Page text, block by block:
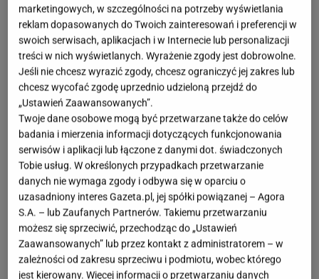
Lato odchodzi na bok, aby zrobić miejsce dla
zbliżającej się wielkimi krokami jesieni. Okres
przejściowy to czas, kiedy nie sprawdzą się ciepłe
kurtkiani lekkie sweterki. Warto więc postawić na
ubrania, które ochronią nas przed zmiennymi
warunkami atmosferycznymi, jednocześnie dbając o
nasz komfort. Do takichdodatkówz pewnością
należy kultowy trencz, który również w 2025 roku
będzie podbijał jesienne ulice na całym świecie.
marketingowych, w szczególności na potrzeby wyświetlania
reklam dopasowanych do Twoich zainteresowań i preferencji w
swoich serwisach, aplikacjach i w Internecie lub personalizacji
treści w nich wyświetlanych. Wyrażenie zgody jest dobrowolne.
Jeśli nie chcesz wyrazić zgody, chcesz ograniczyć jej zakres lub
chcesz wycofać zgodę uprzednio udzieloną przejdź do
„Ustawień Zaawansowanych”.
Twoje dane osobowe mogą być przetwarzane także do celów
badania i mierzenia informacji dotyczących funkcjonowania
serwisów i aplikacji lub łączone z danymi dot. świadczonych
Tobie usług. W określonych przypadkach przetwarzanie
danych nie wymaga zgody i odbywa się w oparciu o
uzasadniony interes Gazeta.pl, jej spółki powiązanej – Agora
S.A. – lub Zaufanych Partnerów. Takiemu przetwarzaniu
możesz się sprzeciwić, przechodząc do „Ustawień
Zaawansowanych” lub przez kontakt z administratorem – w
zależności od zakresu sprzeciwu i podmiotu, wobec którego
jest kierowany. Więcej informacji o przetwarzaniu danych